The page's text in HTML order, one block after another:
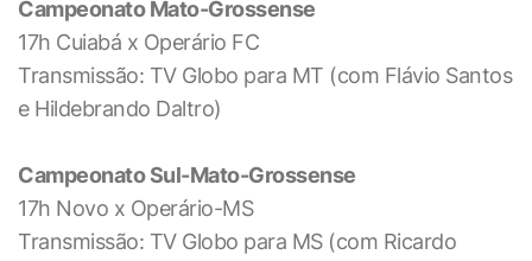
Campeonato Mato-Grossense
17h Cuiabá x Operário FC
Transmissão: TV Globo para MT (com Flávio Santos
e Hildebrando Daltro)
Campeonato Sul-Mato-Grossense
17h Novo x Operário-MS
Transmissão: TV Globo para MS (com Ricardo